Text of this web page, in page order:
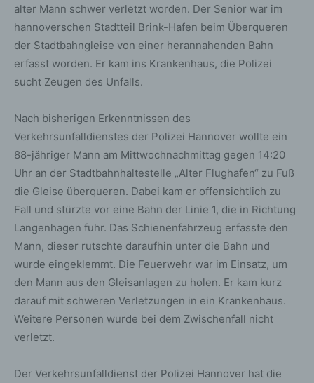
alter Mann schwer verletzt worden. Der Senior war im
hannoverschen Stadtteil Brink-Hafen beim Überqueren
der Stadtbahngleise von einer herannahenden Bahn
erfasst worden. Er kam ins Krankenhaus, die Polizei
sucht Zeugen des Unfalls.
Nach bisherigen Erkenntnissen des
Verkehrsunfalldienstes der Polizei Hannover wollte ein
88-jähriger Mann am Mittwochnachmittag gegen 14:20
Uhr an der Stadtbahnhaltestelle „Alter Flughafen“ zu Fuß
die Gleise überqueren. Dabei kam er offensichtlich zu
Fall und stürzte vor eine Bahn der Linie 1, die in Richtung
Langenhagen fuhr. Das Schienenfahrzeug erfasste den
Mann, dieser rutschte daraufhin unter die Bahn und
wurde eingeklemmt. Die Feuerwehr war im Einsatz, um
den Mann aus den Gleisanlagen zu holen. Er kam kurz
darauf mit schweren Verletzungen in ein Krankenhaus.
Weitere Personen wurde bei dem Zwischenfall nicht
verletzt.
Der Verkehrsunfalldienst der Polizei Hannover hat die